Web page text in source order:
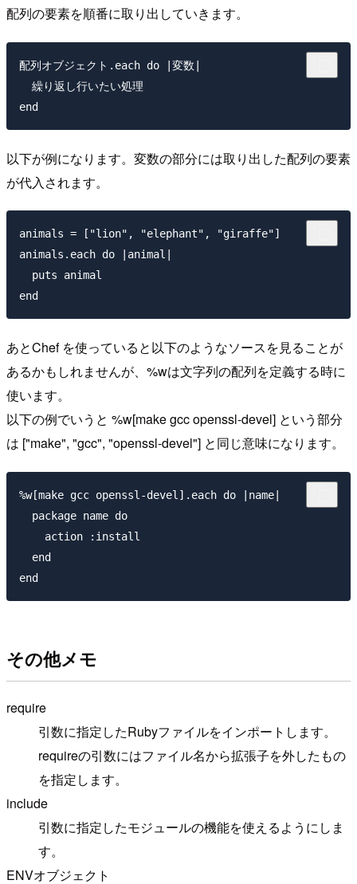
配列の要素を順番に取り出していきます。
配列オブジェクト.each do |変数|
  繰り返し行いたい処理
以下が例になります。変数の部分には取り出した配列の要素
が代入されます。
animals = ["lion", "elephant", "giraffe"]
animals.each do |animal|
  puts animal
あとChef を使っていると以下のようなソースを見ることが
あるかもしれませんが、%wは文字列の配列を定義する時に
使います。
以下の例でいうと %w[make gcc openssl-devel] という部分
は ["make", "gcc", "openssl-devel"] と同じ意味になります。
%w[make gcc openssl-devel].each do |name|
  package name do
    action :install
  end
その他メモ
require
引数に指定したRubyファイルをインポートします。
requireの引数にはファイル名から拡張子を外したもの
を指定します。
include
引数に指定したモジュールの機能を使えるようにしま
す。
ENVオブジェクト